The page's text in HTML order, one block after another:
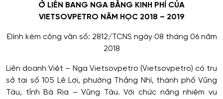
Ở LIÊN BANG NGA BẰNG KINH PHÍ CỦA
VIETSOVPETRO NĂM HỌC 2018 – 2019
Đính kèm công vãn số: 2812/TCNS ngày 08 tháng 06 năm
2018
Liên doanh Việt – Nga Vietsovpetro (Vietsovpetro) có trụ
sở tại số 105 Lê Lợi, phường Thắng Nhì, thành phố Vũng
Tàu, tỉnh Bà Rịa – Vũng Tàu. Với chức năng nhiệm vụ